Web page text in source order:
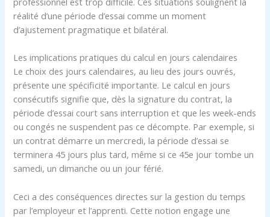
réalité d’une période d’essai comme un moment
d’ajustement pragmatique et bilatéral.
Les implications pratiques du calcul en jours calendaires
Le choix des jours calendaires, au lieu des jours ouvrés,
présente une spécificité importante. Le calcul en jours
consécutifs signifie que, dès la signature du contrat, la
période d’essai court sans interruption et que les week-ends
ou congés ne suspendent pas ce décompte. Par exemple, si
un contrat démarre un mercredi, la période d’essai se
terminera 45 jours plus tard, même si ce 45e jour tombe un
samedi, un dimanche ou un jour férié.
Ceci a des conséquences directes sur la gestion du temps
par l’employeur et l’apprenti. Cette notion engage une